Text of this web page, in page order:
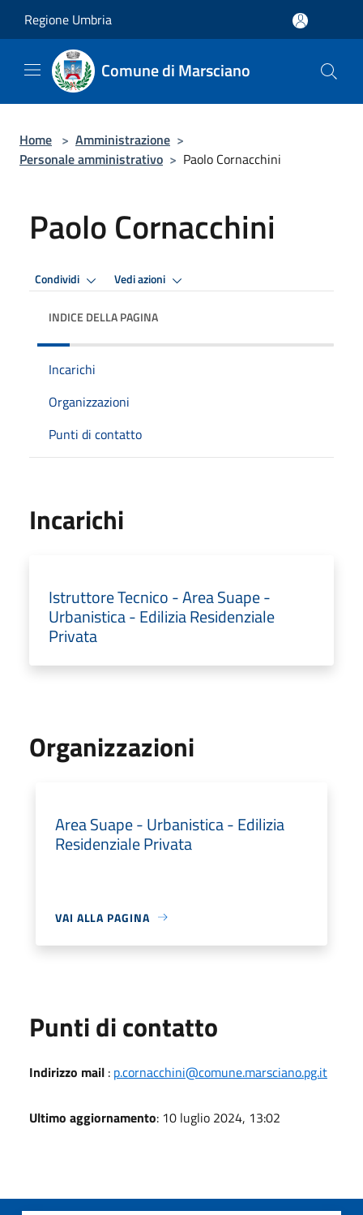
Regione Umbria
Comune di Marsciano
Home > Amministrazione >
Personale amministrativo > Paolo Cornacchini
Paolo Cornacchini
Condividi Vedi azioni
INDICE DELLA PAGINA
Incarichi
Organizzazioni
Punti di contatto
Incarichi
Istruttore Tecnico - Area Suape -
Urbanistica - Edilizia Residenziale
Privata
Organizzazioni
Area Suape - Urbanistica - Edilizia
Residenziale Privata
VAI ALLA PAGINA
Punti di contatto
Indirizzo mail : p.cornacchini@comune.marsciano.pg.it
Ultimo aggiornamento: 10 luglio 2024, 13:02